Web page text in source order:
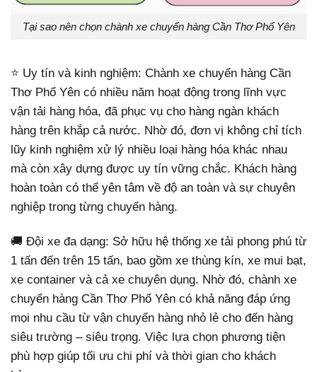
Tại sao nên chọn chành xe chuyển hàng Cần Thơ Phổ Yên
⭐ Uy tín và kinh nghiệm: Chành xe chuyển hàng Cần
Thơ Phổ Yên có nhiều năm hoạt động trong lĩnh vực
vận tải hàng hóa, đã phục vụ cho hàng ngàn khách
hàng trên khắp cả nước. Nhờ đó, đơn vị không chỉ tích
lũy kinh nghiệm xử lý nhiều loại hàng hóa khác nhau
mà còn xây dựng được uy tín vững chắc. Khách hàng
hoàn toàn có thể yên tâm về độ an toàn và sự chuyên
nghiệp trong từng chuyến hàng.
🚚 Đội xe đa dạng: Sở hữu hệ thống xe tải phong phú từ
1 tấn đến trên 15 tấn, bao gồm xe thùng kín, xe mui bạt,
xe container và cả xe chuyên dụng. Nhờ đó, chành xe
chuyển hàng Cần Thơ Phổ Yên có khả năng đáp ứng
mọi nhu cầu từ vận chuyển hàng nhỏ lẻ cho đến hàng
siêu trường – siêu trọng. Việc lựa chọn phương tiện
phù hợp giúp tối ưu chi phí và thời gian cho khách